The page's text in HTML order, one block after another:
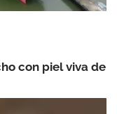
con piel viva de